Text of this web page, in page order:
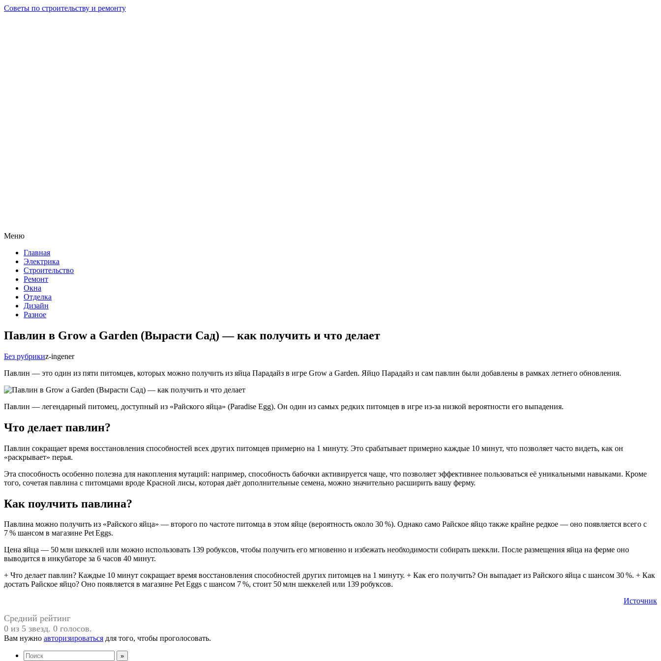
Советы по строительству и ремонту
Меню
Главная
Электрика
Строительство
Ремонт
Окна
Отделка
Дизайн
Разное
Павлин в Grow a Garden (Вырасти Сад) — как получить и что делает
Без рубрикиz-ingener
Павлин — это один из пяти питомцев, которых можно получить из яйца Парадайз в игре Grow a Garden. Яйцо Парадайз и сам павлин были добавлены в рамках летнего обновления.
Павлин — легендарный питомец, доступный из «Райского яйца» (Paradise Egg). Он один из самых редких питомцев в игре из-за низкой вероятности его выпадения.
Что делает павлин?
Павлин сокращает время восстановления способностей всех других питомцев примерно на 1 минуту. Это срабатывает примерно каждые 10 минут, что позволяет часто видеть, как он
«раскрывает» перья.
Эта способность особенно полезна для накопления мутаций: например, способность бабочки активируется чаще, что позволяет эффективнее пользоваться её уникальными навыками. Кроме
того, сочетая павлина с питомцами вроде Красной лисы, которая даёт дополнительные семена, можно значительно расширить вашу ферму.
Как поулчить павлина?
Павлина можно получить из «Райского яйца» — второго по частоте питомца в этом яйце (вероятность около 30 %). Однако само Райское яйцо также крайне редкое — оно появляется всего с
7 % шансом в магазине Pet Eggs.
Цена яйца — 50 млн шекклей или можно использовать 139 робуксов, чтобы получить его мгновенно и избежать необходимости собирать шеккли. После размещения яйца на ферме оно
выводится в инкубаторе за 6 часов 40 минут.
+ Что делает павлин? Каждые 10 минут сокращает время восстановления способностей других питомцев на 1 минуту. + Как его получить? Он выпадает из Райского яйца с шансом 30 %. + Как
достать Райское яйцо? Оно появляется в магазине Pet Eggs с шансом 7 %, стоит 50 млн шеккелей или 139 робуксов.
Источник
Средний рейтинг
0 из 5 звезд. 0 голосов.
Вам нужно авторизироваться для того, чтобы проголосовать.